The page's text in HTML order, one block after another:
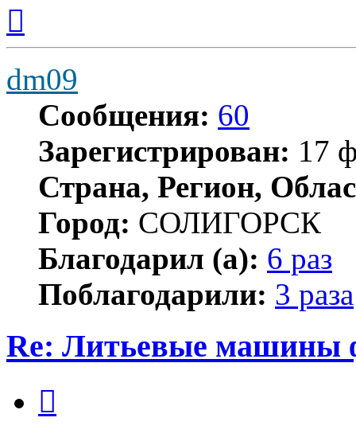
началу
dm09
Сообщения: 60
Зарегистрирован: 17
Страна, Регион,
Город: СОЛИГОРСК
Благодарил (а): 6 раз
Поблагодарили: 3 раза
Re: Литьевые машины